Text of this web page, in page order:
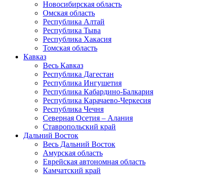
Новосибирская область
Омская область
Республика Алтай
Республика Тыва
Республика Хакасия
Томская область
Кавказ
Весь Кавказ
Республика Дагестан
Республика Ингушетия
Республика Кабардино-Балкария
Республика Карачаево-Черкесия
Республика Чечня
Северная Осетия – Алания
Ставропольский край
Дальний Восток
Весь Дальний Восток
Амурская область
Еврейская автономная область
Камчатский край